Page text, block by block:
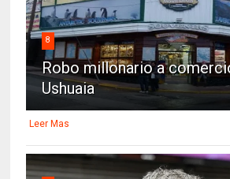
8
Robo millonario a
Ushuaia
Leer Mas